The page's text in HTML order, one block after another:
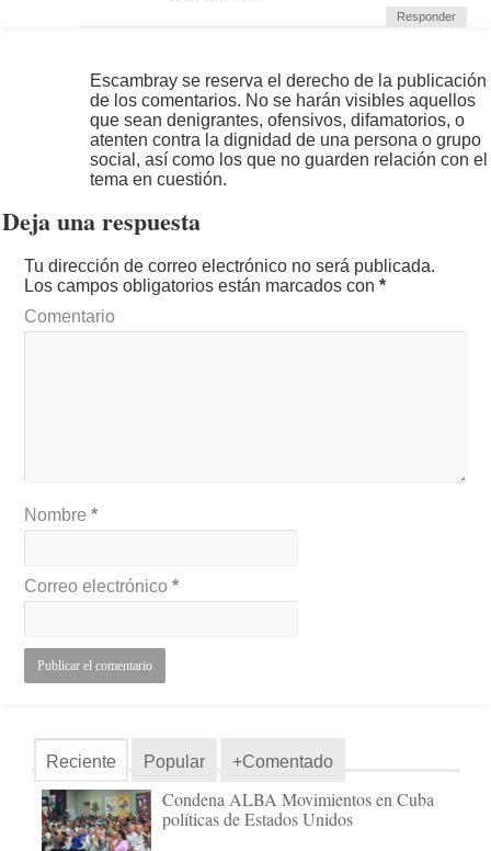
Responder
Escambray se reserva el derecho de la publicación
de los comentarios. No se harán visibles aquellos
que sean denigrantes, ofensivos, difamatorios, o
atenten contra la dignidad de una persona o grupo
social, así como los que no guarden relación con el
tema en cuestión.
Deja una respuesta
Tu dirección de correo electrónico no será publicada.
Los campos obligatorios están marcados con*
Comentario
Nombre*
Correo electrónico*
Reciente Popular +Comentado
Condena ALBA Movimientos en Cuba
políticas de Estados Unidos